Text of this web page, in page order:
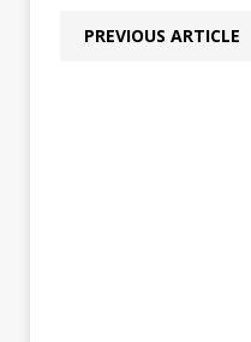
PREVIOUS ARTICLE